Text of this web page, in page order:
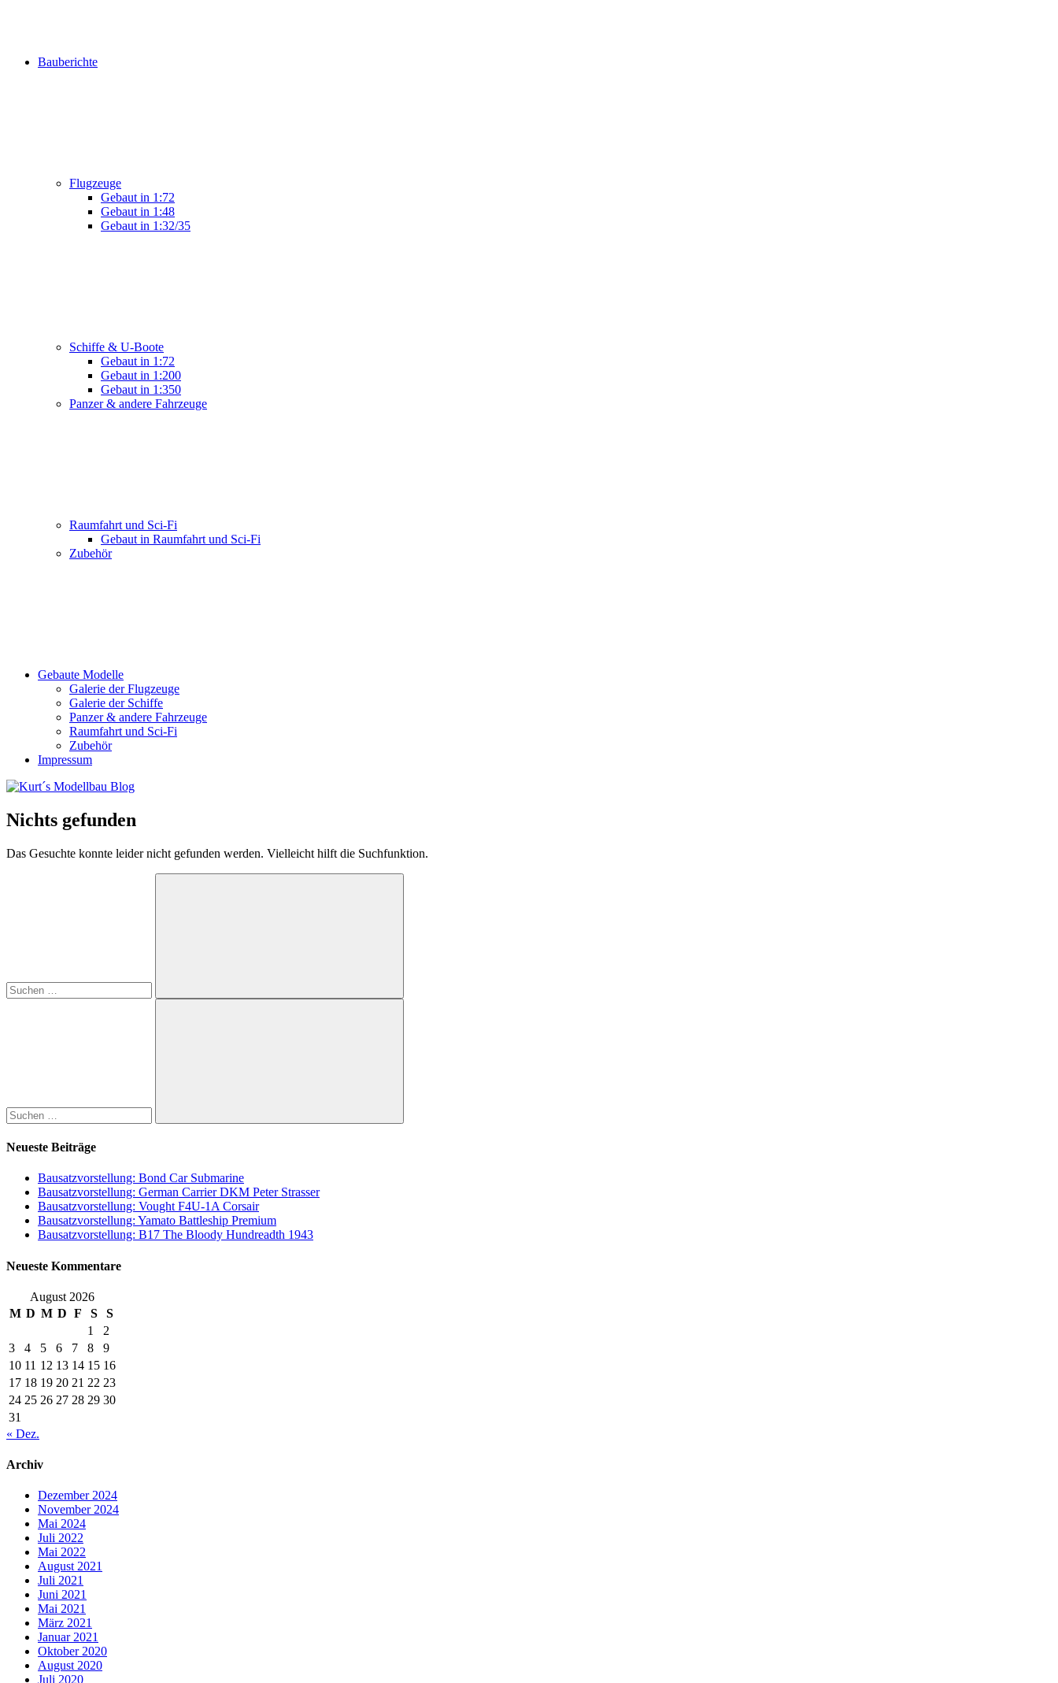
Bauberichte
Flugzeuge
Gebaut in 1:72
Gebaut in 1:48
Gebaut in 1:32/35
Schiffe & U-Boote
Gebaut in 1:72
Gebaut in 1:200
Gebaut in 1:350
Panzer & andere Fahrzeuge
Raumfahrt und Sci-Fi
Gebaut in Raumfahrt und Sci-Fi
Zubehör
Gebaute Modelle
Galerie der Flugzeuge
Galerie der Schiffe
Panzer & andere Fahrzeuge
Raumfahrt und Sci-Fi
Zubehör
Impressum
Nichts gefunden
Das Gesuchte konnte leider nicht gefunden werden. Vielleicht hilft die Suchfunktion.
Suchen
Suchen
Neueste Beiträge
Bausatzvorstellung: Bond Car Submarine
Bausatzvorstellung: German Carrier DKM Peter Strasser
Bausatzvorstellung: Vought F4U-1A Corsair
Bausatzvorstellung: Yamato Battleship Premium
Bausatzvorstellung: B17 The Bloody Hundreadth 1943
Neueste Kommentare
August 2026
M D M D F S
S
1
2
3
4 5 6 7 8
9
10 11 12 13 14 15 16
17 18 19 20 21 22 23
24 25 26 27 28 29 30
31
« Dez.
Archiv
Dezember 2024
November 2024
Mai 2024
Juli 2022
Mai 2022
August 2021
Juli 2021
Juni 2021
Mai 2021
März 2021
Januar 2021
Oktober 2020
August 2020
Juli 2020